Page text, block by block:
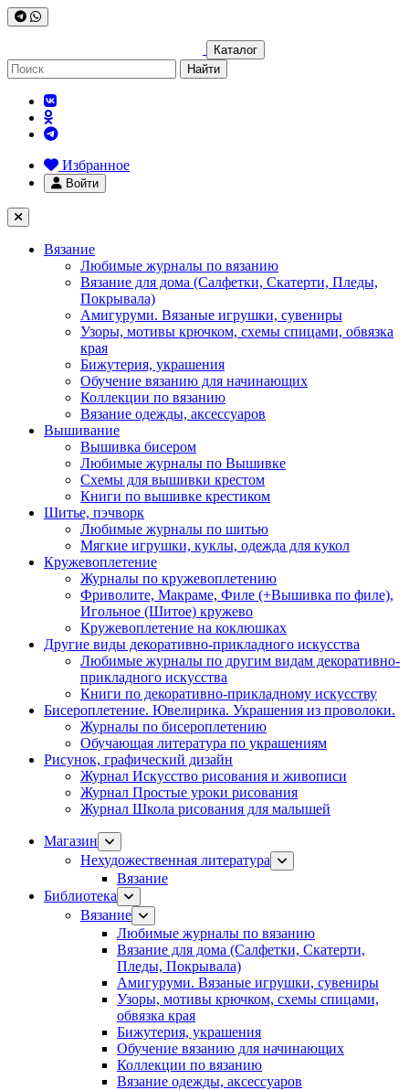
Каталог
Найти
Избранное
Войти
Вязание
Любимые журналы по вязанию
Вязание для дома (Салфетки, Скатерти, Пледы,
Покрывала)
Амигуруми. Вязаные игрушки, сувениры
Узоры, мотивы крючком, схемы спицами, обвязка
края
Бижутерия, украшения
Обучение вязанию для начинающих
Коллекции по вязанию
Вязание одежды, аксессуаров
Вышивание
Вышивка бисером
Любимые журналы по Вышивке
Схемы для вышивки крестом
Книги по вышивке крестиком
Шитье, пэчворк
Любимые журналы по шитью
Мягкие игрушки, куклы, одежда для кукол
Кружевоплетение
Журналы по кружевоплетению
Фриволите, Макраме, Филе (+Вышивка по филе),
Игольное (Шитое) кружево
Кружевоплетение на коклюшках
Другие виды декоративно-прикладного искусства
Любимые журналы по другим видам декоративно-
прикладного искусства
Книги по декоративно-прикладному искусству
Бисероплетение. Ювелирика. Украшения из проволоки.
Журналы по бисероплетению
Обучающая литература по украшениям
Рисунок, графический дизайн
Журнал Искусство рисования и живописи
Журнал Простые уроки рисования
Журнал Школа рисования для малышей
Магазин
Нехудожественная литература
Вязание
Библиотека
Вязание
Любимые журналы по вязанию
Вязание для дома (Салфетки, Скатерти,
Пледы, Покрывала)
Амигуруми. Вязаные игрушки, сувениры
Узоры, мотивы крючком, схемы спицами,
обвязка края
Бижутерия, украшения
Обучение вязанию для начинающих
Коллекции по вязанию
Вязание одежды, аксессуаров